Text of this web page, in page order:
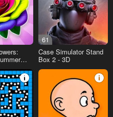
61
Case Simulator Stand
Box 2 - 3D